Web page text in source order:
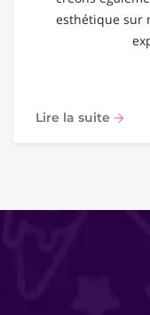
esthétique sur
Lire la suite